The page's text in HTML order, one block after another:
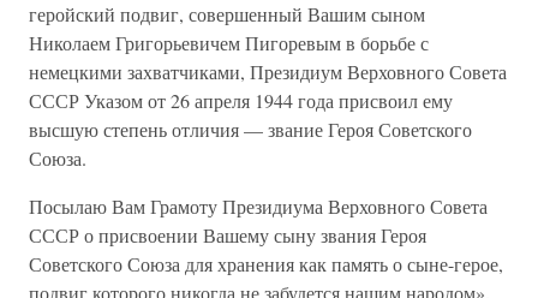
геройский подвиг, совершенный Вашим сыном
Николаем Григорьевичем Пигоревым в борьбе с
немецкими захватчиками, Президиум Верховного Совета
СССР Указом от 26 апреля 1944 года присвоил ему
высшую степень отличия — звание Героя Советского
Союза.
Посылаю Вам Грамоту Президиума Верховного Совета
СССР о присвоении Вашему сыну звания Героя
Советского Союза для хранения как память о сыне-герое,
подвиг которого никогда не забудется нашим народом».